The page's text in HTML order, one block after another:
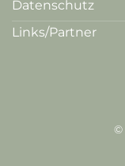
Datenschutz
Links/Partner
©